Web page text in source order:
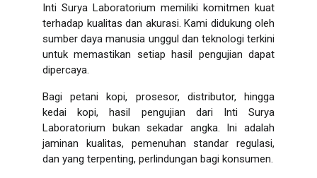
Inti Surya Laboratorium memiliki komitmen kuat
terhadap kualitas dan akurasi. Kami didukung oleh
sumber daya manusia unggul dan teknologi terkini
untuk memastikan setiap hasil pengujian dapat
dipercaya.
Bagi petani kopi, prosesor, distributor, hingga
kedai kopi, hasil pengujian dari Inti Surya
Laboratorium bukan sekadar angka. Ini adalah
jaminan kualitas, pemenuhan standar regulasi,
dan yang terpenting, perlindungan bagi konsumen.